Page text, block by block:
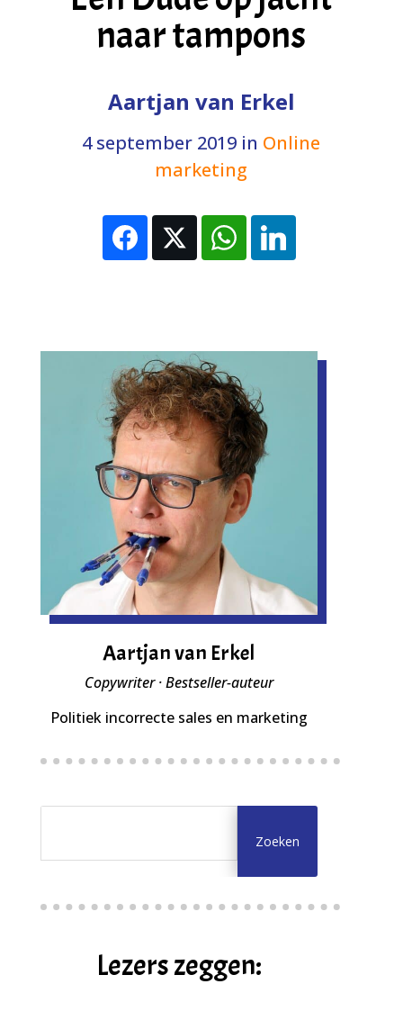
naar tampons
Aartjan van Erkel
4 september 2019 in Online
marketing
Aartjan van Erkel
Copywriter · Bestseller-auteur
Politiek incorrecte sales en marketing
Lezers zeggen: